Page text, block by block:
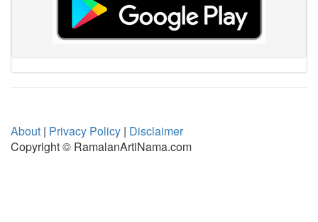
About | Privacy Policy | Disclaimer
Copyright © RamalanArtiNama.com